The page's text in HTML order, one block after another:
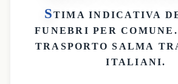
STIMA INDICATIVA
FUNEBRI PER COMUNE
TRASPORTO SALMA
ITALIANI.